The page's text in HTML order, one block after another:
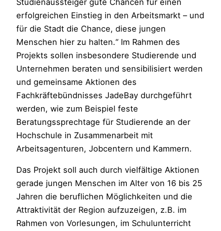
Studienaussteiger gute Chancen für einen
erfolgreichen Einstieg in den Arbeitsmarkt – und
für die Stadt die Chance, diese jungen
Menschen hier zu halten.“ Im Rahmen des
Projekts sollen insbesondere Studierende und
Unternehmen beraten und sensibilisiert werden
und gemeinsame Aktionen des
Fachkräftebündnisses JadeBay durchgeführt
werden, wie zum Beispiel feste
Beratungssprechtage für Studierende an der
Hochschule in Zusammenarbeit mit
Arbeitsagenturen, Jobcentern und Kammern.
Das Projekt soll auch durch vielfältige Aktionen
gerade jungen Menschen im Alter von 16 bis 25
Jahren die beruflichen Möglichkeiten und die
Attraktivität der Region aufzuzeigen, z.B. im
Rahmen von Vorlesungen, im Schulunterricht